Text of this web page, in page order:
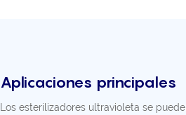
Aplicaciones principales
Los esterilizadores ultravioleta se